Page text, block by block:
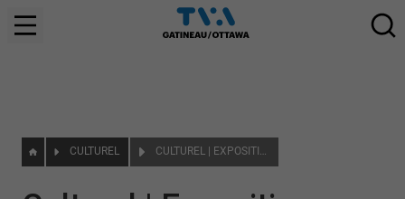
CULTUREL CULTUREL | EXPOSITION « COMPRENDRE LE PRÉSENT À L’AUNE DU PASSÉ »